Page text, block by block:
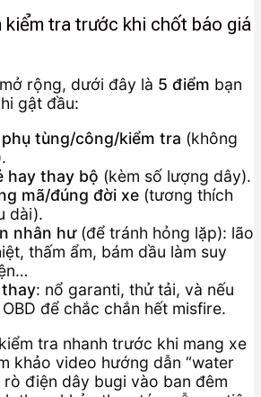
tra trước khi chốt báo giá
rộng, dưới đây là 5 điểm bạn
gật đầu:
tùng/công/kiểm tra (không
hay thay bộ (kèm số lượng dây).
mã/đúng đời xe (tương thích
dài).
nhân hư(để tránh hỏng lặp): lão
thấm ẩm, bám dầu làm suy
: nổ garanti, thử tải, và nếu
để chắc chắn hết misfire.
tra nhanh trước khi mang xe
khảo video hướng dẫn “water
rò điện dây bugi vào ban đêm